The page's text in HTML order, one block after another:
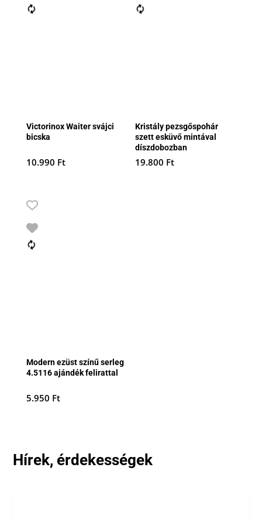
Victorinox Waiter svájci
bicska
10.990 Ft
Kristály pezsgőspohár
szett esküvő mintával
díszdobozban
19.800 Ft
Modern ezüst színű serleg
4.5116 ajándék felirattal
5.950 Ft
Hírek, érdekességek